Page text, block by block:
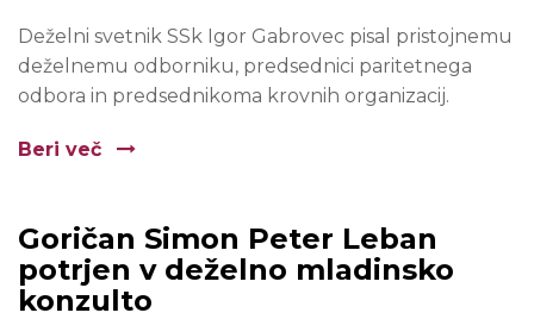
Deželni svetnik SSk Igor Gabrovec pisal pristojnemu
deželnemu odborniku, predsednici paritetnega
odbora in predsednikoma krovnih organizacij.
Beri več
Goričan Simon Peter Leban
potrjen v deželno mladinsko
konzulto